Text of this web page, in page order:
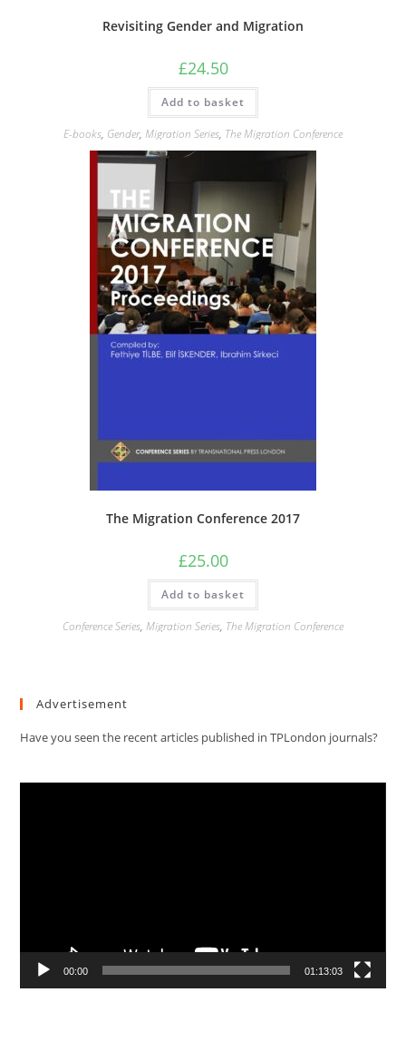
Revisiting Gender and Migration
£24.50
Add to basket
E-books, Gender, Migration Series, The Migration Conference
The Migration Conference 2017
£25.00
Add to basket
Conference Series, Migration Series, The Migration Conference
Advertisement
Have you seen the recent articles published in TPLondon journals?
00:00 01:13:03